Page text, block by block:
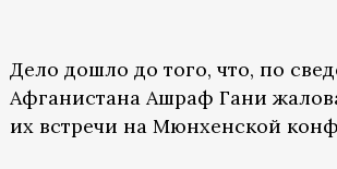
Дело дошло до того, что, по
Афганистана Ашраф Гани
их встречи на Мюнхенской